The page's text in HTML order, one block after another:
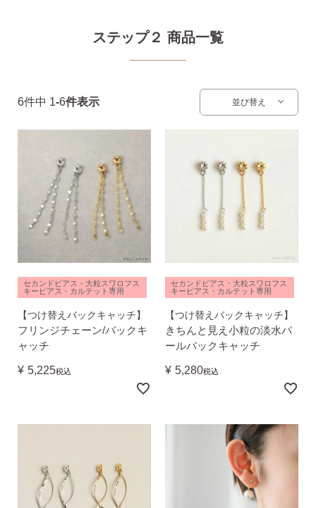
無くした時の片耳ピアス
全ての商品を見る
ピアスの大きさで選ぶ
シーンで選ぶ
色で選ぶ
誕生石で選ぶ
価格で選ぶ
ステップ２ 商品一覧
並び替え
6件中 1-6件表示
セカンドピアス・大粒スワロフス
キーピアス・カルテット専用
【つけ替えバックキャッチ】
フリンジチェーン/バックキ
ャッチ
¥ 5,225税込
セカンドピアス・大粒スワロフス
キーピアス・カルテット専用
【つけ替えバックキャッチ】
きちんと見え小粒の淡水パ
ールバックキャッチ
¥ 5,280税込